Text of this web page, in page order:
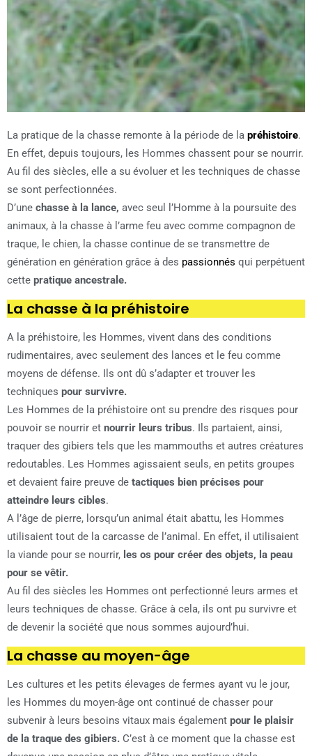
La pratique de la chasse remonte à la période de la préhistoire.
En effet, depuis toujours, les Hommes chassent pour se nourrir.
Au fil des siècles, elle a su évoluer et les techniques de chasse
se sont perfectionnées.
D’une chasse à la lance, avec seul l’Homme à la poursuite des
animaux, à la chasse à l’arme feu avec comme compagnon de
traque, le chien, la chasse continue de se transmettre de
génération en génération grâce à des passionnés qui perpétuent
cette pratique ancestrale.
La chasse à la préhistoire
A la préhistoire, les Hommes, vivent dans des conditions
rudimentaires, avec seulement des lances et le feu comme
moyens de défense. Ils ont dû s’adapter et trouver les
techniques pour survivre.
Les Hommes de la préhistoire ont su prendre des risques pour
pouvoir se nourrir et nourrir leurs tribus. Ils partaient, ainsi,
traquer des gibiers tels que les mammouths et autres créatures
redoutables. Les Hommes agissaient seuls, en petits groupes
et devaient faire preuve de tactiques bien précises pour
atteindre leurs cibles.
A l’âge de pierre, lorsqu’un animal était abattu, les Hommes
utilisaient tout de la carcasse de l’animal. En effet, il utilisaient
la viande pour se nourrir, les os pour créer des objets, la peau
pour se vêtir.
Au fil des siècles les Hommes ont perfectionné leurs armes et
leurs techniques de chasse. Grâce à cela, ils ont pu survivre et
de devenir la société que nous sommes aujourd’hui.
La chasse au moyen-âge
Les cultures et les petits élevages de fermes ayant vu le jour,
les Hommes du moyen-âge ont continué de chasser pour
subvenir à leurs besoins vitaux mais également pour le plaisir
de la traque des gibiers. C’est à ce moment que la chasse est